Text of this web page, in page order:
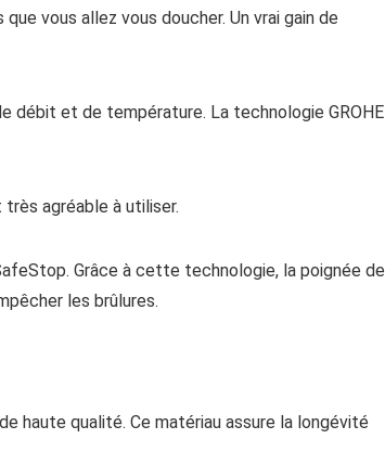
vous allez vous doucher. Un vrai gain de
débit et de température. La technologie GROHE
agréable à utiliser.
Grâce à cette technologie, la poignée de
les brûlures.
haute qualité. Ce matériau assure la longévité